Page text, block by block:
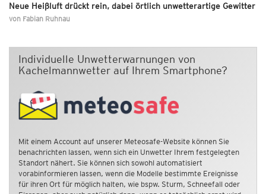
Neue Heißluft drückt rein, dabei örtlich unwetterartige Gewitter
von Fabian Ruhnau
Individuelle Unwetterwarnungen von
Kachelmannwetter auf Ihrem Smartphone?
Mit einem Account auf unserer Meteosafe-Website können Sie
benachrichten lassen, wenn sich ein Unwetter Ihrem festgelegten
Standort nähert. Sie können sich sowohl automatisiert
vorabinformieren lassen, wenn die Modelle bestimmte Ereignisse
für ihren Ort für möglich halten, wie bspw. Sturm, Schneefall oder